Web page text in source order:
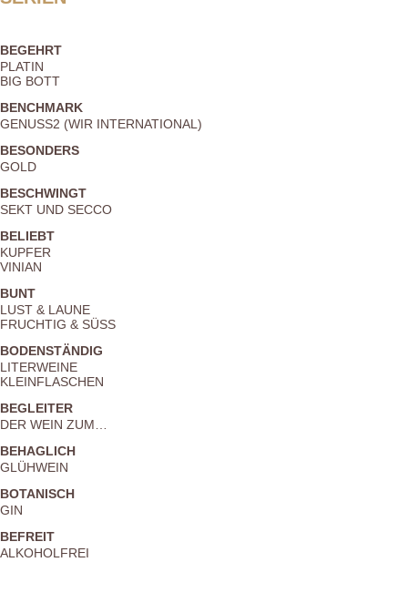
BEGEHRT
PLATIN
BIG BOTT
BENCHMARK
GENUSS2 (WIR INTERNATIONAL)
BESONDERS
GOLD
BESCHWINGT
SEKT UND SECCO
BELIEBT
KUPFER
VINIAN
BUNT
LUST & LAUNE
FRUCHTIG & SÜSS
BODENSTÄNDIG
LITERWEINE
KLEINFLASCHEN
BEGLEITER
DER WEIN ZUM…
BEHAGLICH
GLÜHWEIN
BOTANISCH
GIN
BEFREIT
ALKOHOLFREI